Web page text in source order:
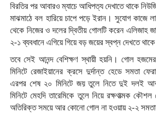
বিরতির পর আবারও ম্যাচে আধিপত্য দেখাতে থাকে
মাঝমাঠে বল হারিয়ে চাপে পড়ে ইরান। সুযোগ কাজে
থেকে নিজের ও দলের দ্বিতীয় গোলটি করেন এলিজাহ
২-১ ব্যবধানে এগিয়ে গিয়ে বড় জয়ের স্বপ্ন দেখতে
তবে সেই আনন্দ বেশিক্ষণ স্থায়ী হয়নি। গোল
মিনিটে রেজাইয়ানের ক্রসে দুর্দান্ত হেডে সমতা
এরপর শেষ ২০ মিনিটে জয় তুলে নিতে দুই দলই
মিনিটে মেহদি তারেমিকে তুলে নিয়ে রক্ষণাত্মক
অতিরিক্ত সময়ে আর কোনো গোল না হওয়ায় ২-২